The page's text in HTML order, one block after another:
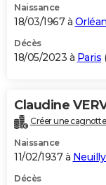
Naissance
18/03/1967 à
Décès
18/05/2023 à Paris (
Claudine
Créer une
Naissance
11/02/1937 à
Décès